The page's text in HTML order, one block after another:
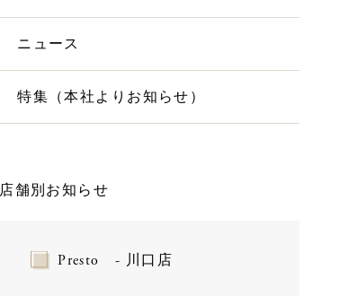
ニュース
特集（本社よりお知らせ）
店舗別お知らせ
Presto - 川口店